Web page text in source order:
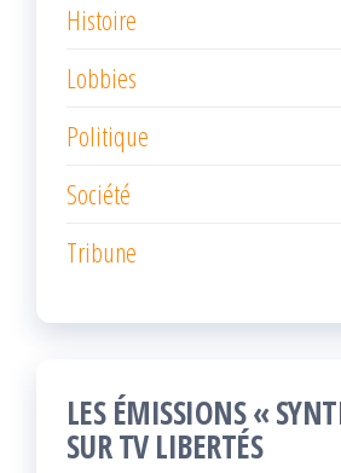
Histoire
Lobbies
Politique
Société
Tribune
LES ÉMISSIONS «
SUR TV LIBERTÉS